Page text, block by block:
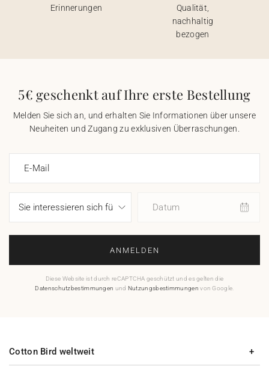
Erinnerungen
Qualität,
nachhaltig
bezogen
5€ geschenkt auf Ihre erste Bestellung
Melden Sie sich an, und erhalten Sie Informationen über unsere
Neuheiten und Zugang zu exklusiven Überraschungen.
E-Mail
Datum
ANMELDEN
Diese Website ist durch reCAPTCHA geschützt und es gelten die
Datenschutzbestimmungen und Nutzungsbestimmungen von Google.
Cotton Bird weltweit